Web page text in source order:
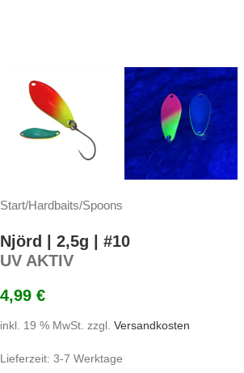
Start/Hardbaits/Spoons
Njörd | 2,5g | #10
UV AKTIV
4,99 €
inkl. 19 % MwSt. zzgl. Versandkosten
Lieferzeit: 3-7 Werktage